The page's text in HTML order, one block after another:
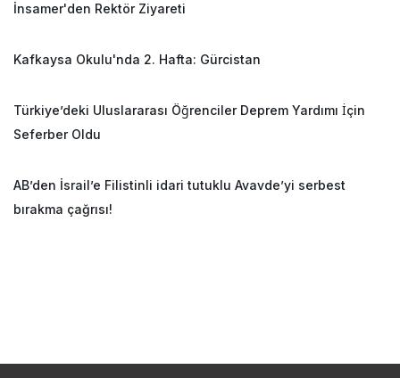
İnsamer'den Rektör Ziyareti
Kafkaysa Okulu'nda 2. Hafta: Gürcistan
Türkiye’deki Uluslararası Öğrenciler Deprem Yardımı İçin
Seferber Oldu
AB’den İsrail’e Filistinli idari tutuklu Avavde’yi serbest
bırakma çağrısı!